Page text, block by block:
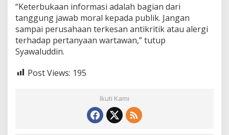
“Keterbukaan informasi adalah bagian dari
tanggung jawab moral kepada publik. Jangan
sampai perusahaan terkesan antikritik atau alergi
terhadap pertanyaan wartawan,” tutup
Syawaluddin.
Post Views: 195
Ikuti Kami